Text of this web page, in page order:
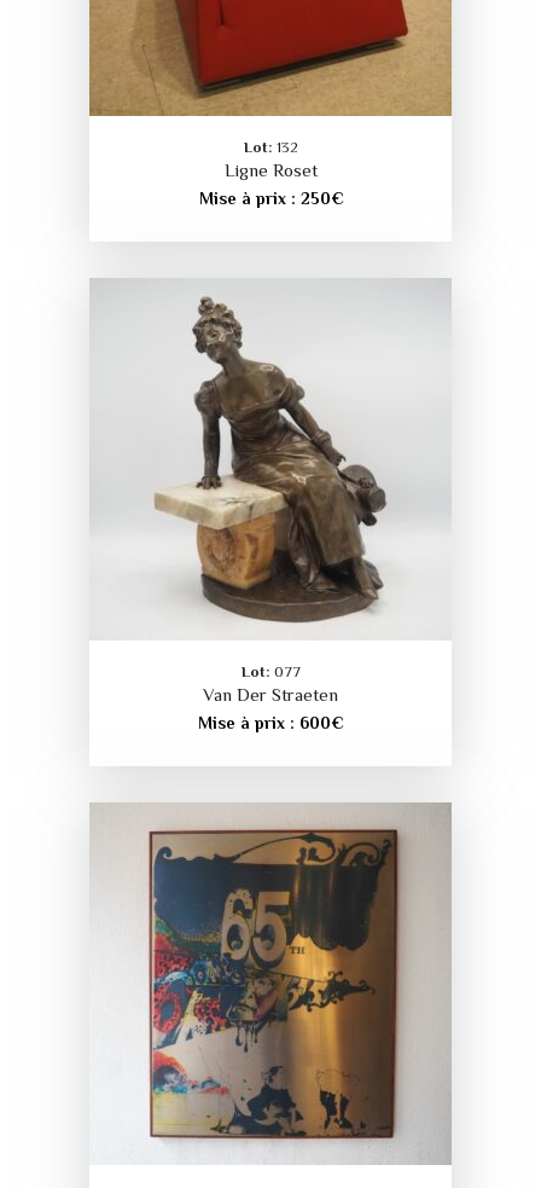
Lot: 132
Ligne Roset
Mise à prix : 250€
Lot: 077
Van Der Straeten
Mise à prix : 600€